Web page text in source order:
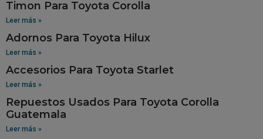
Timon Para Toyota Corolla
Leer más »
Adornos Para Toyota Hilux
Leer más »
Accesorios Para Toyota Starlet
Leer más »
Repuestos Usados Para Toyota Corolla
Guatemala
Leer más »